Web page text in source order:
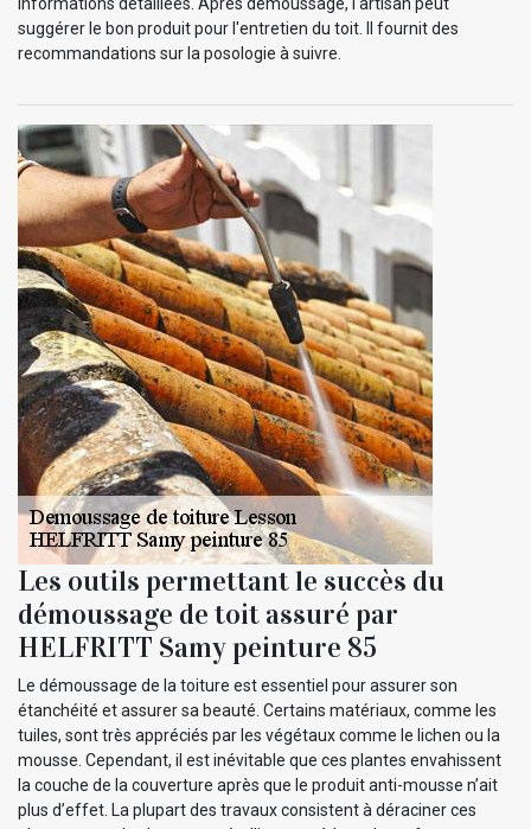
suggérer le bon produit pour l'entretien du toit. Il fournit des
recommandations sur la posologie à suivre.
Les outils permettant le succès du
démoussage de toit assuré par
HELFRITT Samy peinture 85
Le démoussage de la toiture est essentiel pour assurer son
étanchéité et assurer sa beauté. Certains matériaux, comme les
tuiles, sont très appréciés par les végétaux comme le lichen ou la
mousse. Cependant, il est inévitable que ces plantes envahissent
la couche de la couverture après que le produit anti-mousse n’ait
plus d’effet. La plupart des travaux consistent à déraciner ces